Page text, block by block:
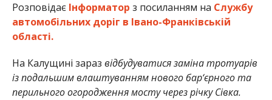
Розповідає Інформатор з посиланням на Службу
автомобільних доріг в Івано-Франківській
області.
На Калущині зараз відбудуватися заміна тротуарів
із подальшим влаштуванням нового бар‘єрного та
перильного огородження мосту через річку Сівка.